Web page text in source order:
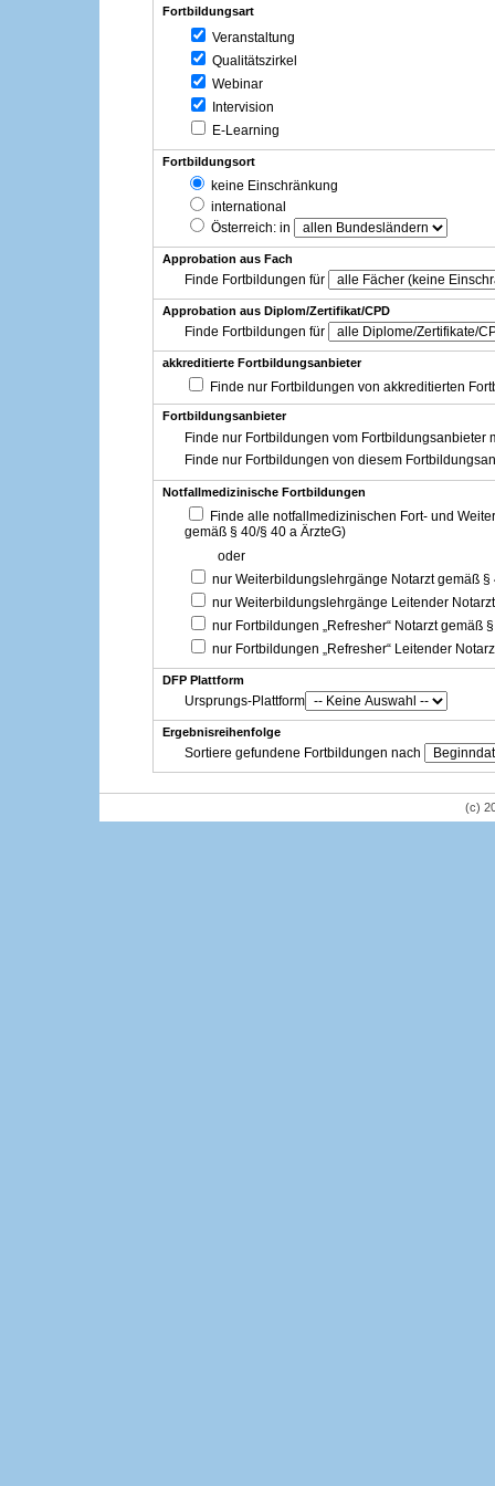
Fortbildungsart
Veranstaltung
Qualitätszirkel
Webinar
Intervision
E-Learning
Fortbildungsort
keine Einschränkung
international
Österreich: in
Approbation aus Fach
Finde Fortbildungen für
Approbation aus Diplom/Zertifikat/CPD
Finde Fortbildungen für
akkreditierte Fortbildungsanbieter
Finde nur Fortbildungen von akkreditierten
Fortbildungsanbieter
Finde nur Fortbildungen vom Fortbildungsanbieter
Finde nur Fortbildungen von diesem
Notfallmedizinische Fortbildungen
Finde alle notfallmedizinischen Fort- und
gemäß § 40/§ 40 a ÄrzteG)
oder
nur Weiterbildungslehrgänge Notarzt gemäß §
nur Weiterbildungslehrgänge Leitender
nur Fortbildungen „Refresher“ Notarzt gemäß
nur Fortbildungen „Refresher“ Leitender
DFP Plattform
Ursprungs-Plattform
Ergebnisreihenfolge
Sortiere gefundene Fortbildungen nach
(c)